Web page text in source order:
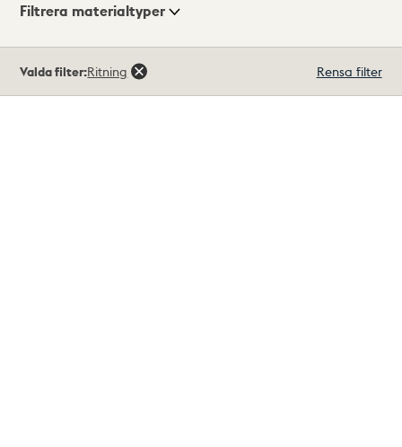
Visningsläge
Filtrera materialtyper
träffar
Valda filter:Ritning Rensa filter